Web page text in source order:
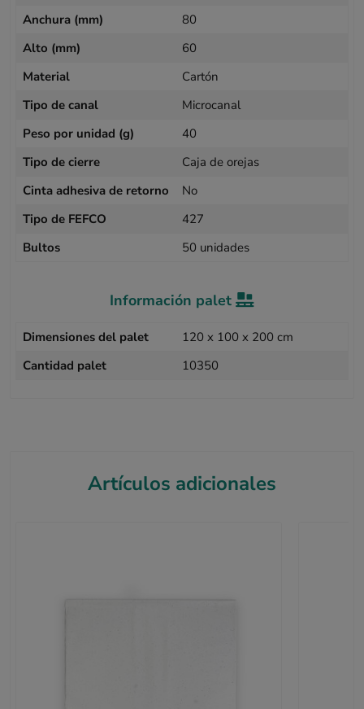
Anchura (mm)
80
Alto (mm)
60
Material
Cartón
Tipo de canal
Microcanal
Peso por unidad (g)
40
Tipo de cierre
Caja de orejas
Cinta adhesiva de retorno
No
Tipo de FEFCO
427
Bultos
50 unidades
Información palet
Dimensiones del palet
120 x 100 x 200 cm
Cantidad palet
10350
Artículos adicionales